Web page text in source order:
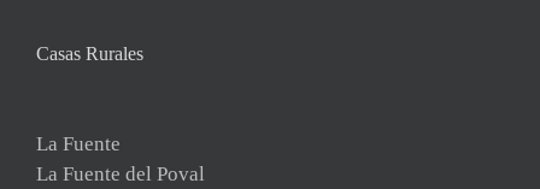
Casas Rurales
La Fuente
La Fuente del Poval